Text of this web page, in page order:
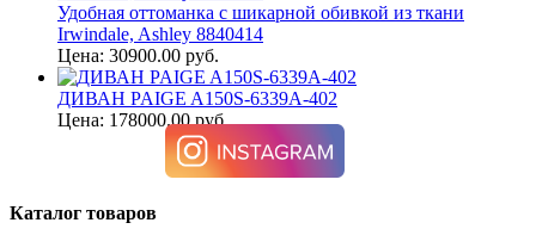
Удобная оттоманка с шикарной обивкой из ткани
Irwindale, Ashley 8840414
Цена: 30900.00 руб.
ДИВАН PAIGE A150S-6339A-402
Цена: 178000.00 руб.
Каталог товаров